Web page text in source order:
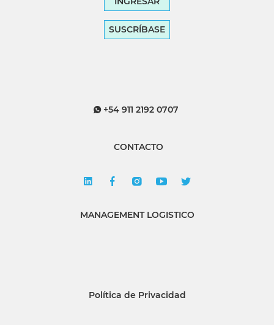
SUSCRÍBASE
+54 911 2192 0707
CONTACTO
MANAGEMENT LOGISTICO
Política de Privacidad